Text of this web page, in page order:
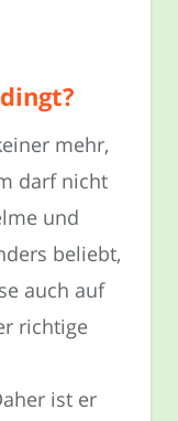
mehr,
darf nicht
und
beliebt,
auch auf
richtige
ist er